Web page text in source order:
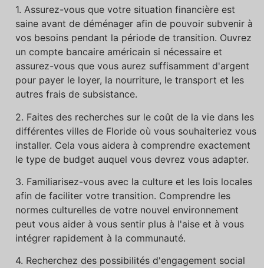
1. Assurez-vous que votre situation financière est
saine avant de déménager afin de pouvoir subvenir à
vos besoins pendant la période de transition. Ouvrez
un compte bancaire américain si nécessaire et
assurez-vous que vous aurez suffisamment d'argent
pour payer le loyer, la nourriture, le transport et les
autres frais de subsistance.
2. Faites des recherches sur le coût de la vie dans les
différentes villes de Floride où vous souhaiteriez vous
installer. Cela vous aidera à comprendre exactement
le type de budget auquel vous devrez vous adapter.
3. Familiarisez-vous avec la culture et les lois locales
afin de faciliter votre transition. Comprendre les
normes culturelles de votre nouvel environnement
peut vous aider à vous sentir plus à l'aise et à vous
intégrer rapidement à la communauté.
4. Recherchez des possibilités d'engagement social